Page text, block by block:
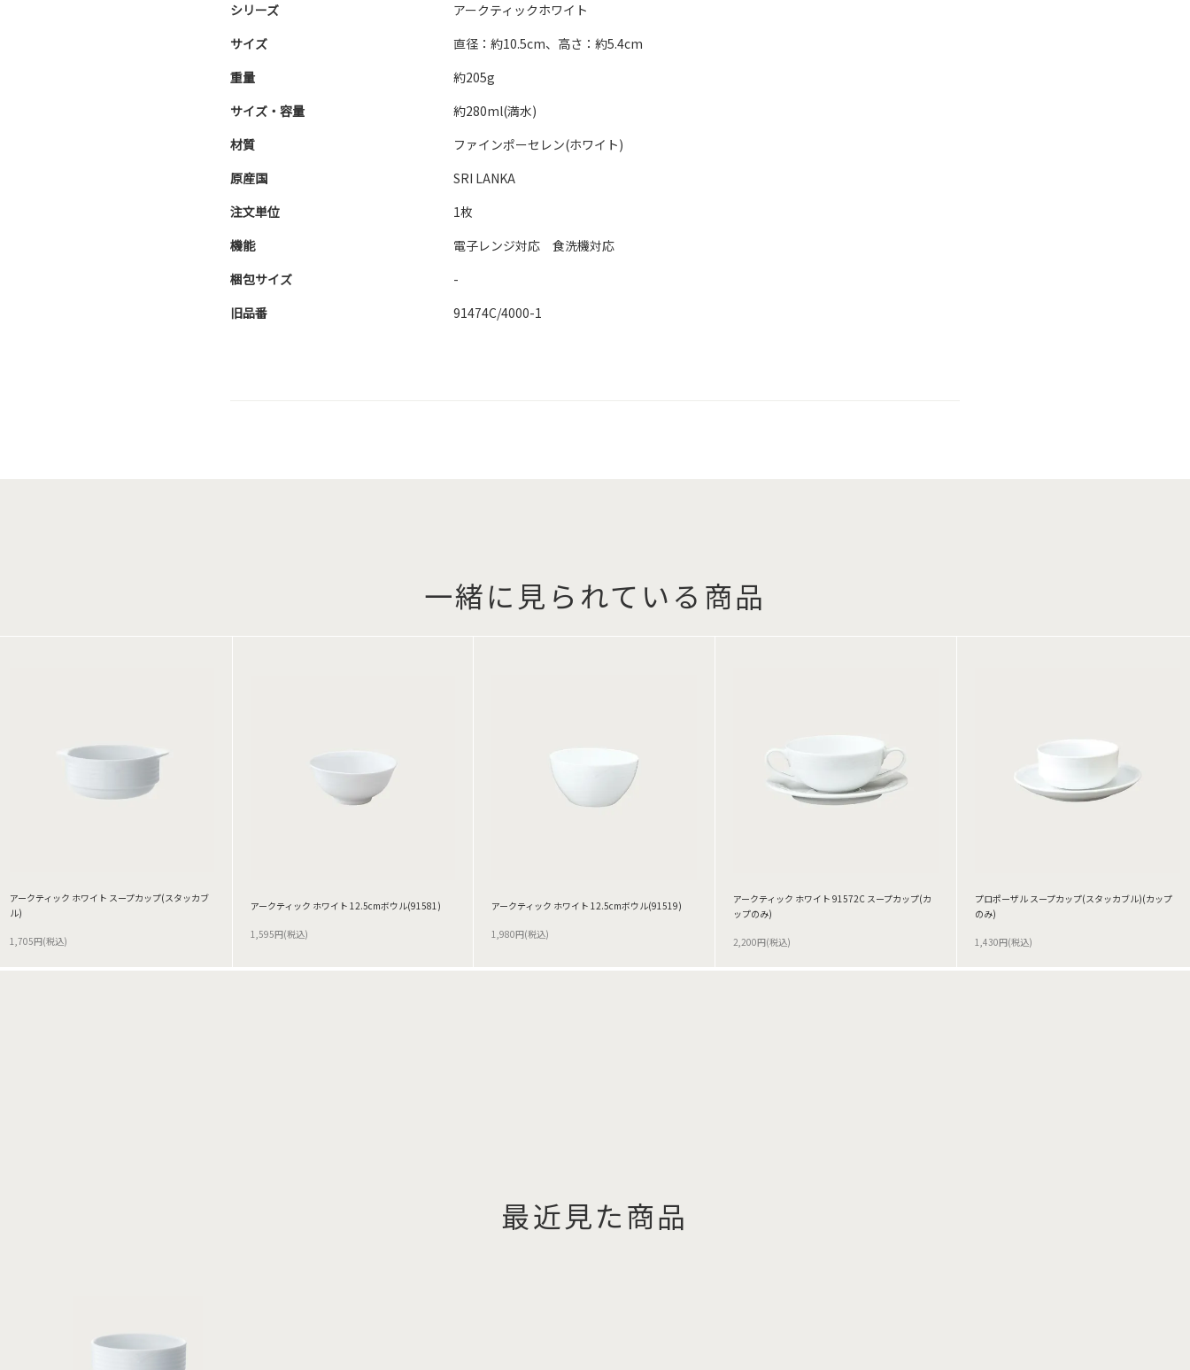
シリーズ
アークティックホワイト
サイズ
直径：約10.5cm、高さ：約5.4cm
重量
約205g
サイズ・容量
約280ml(満水)
材質
ファインポーセレン(ホワイト)
原産国
SRI LANKA
注文単位
1枚
機能
電子レンジ対応 食洗機対応
梱包サイズ
-
旧品番
91474C/4000-1
一緒に見られている商品
アークティック ホワイト スープカップ(スタッカブ
ル)
1,705円(税込)
アークティック ホワイト 12.5cmボウル(91581)
1,595円(税込)
アークティック ホワイト 12.5cmボウル(91519)
1,980円(税込)
アークティック ホワイト 91572C スープカップ(カ
ップのみ)
2,200円(税込)
プロポーザル スープカップ(スタッカブル)(カップ
のみ)
1,430円(税込)
最近見た商品